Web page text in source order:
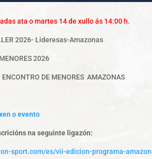
ata o martes 14 de xullo ás 14:00 h.
2026- Lideresas-Amazonas
2026
DE MENORES AMAZONAS
o evento
na seguinte ligazón:
sport.com/es/vii-edicion-programa-